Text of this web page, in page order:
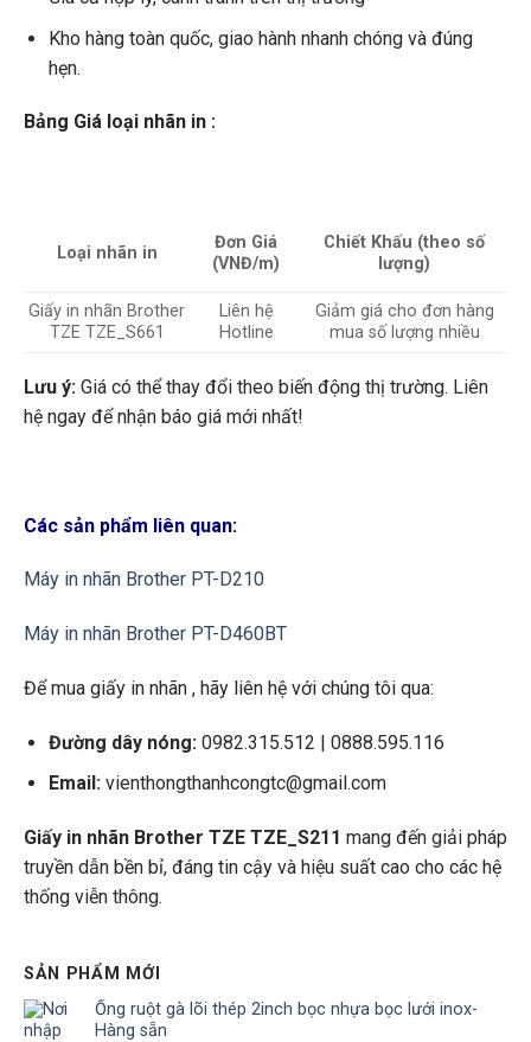
Kho hàng toàn quốc, giao hành nhanh chóng và đúng
hẹn.
Bảng Giá loại nhãn in :
Loại nhãn in
Đơn Giá
(VNĐ/m)
Chiết Khấu (theo số
lượng)
Giấy in nhãn Brother
TZE TZE_S661
Liên hệ
Hotline
Giảm giá cho đơn hàng
mua số lượng nhiều
Lưu ý:Giá có thể thay đổi theo biến động thị trường. Liên
hệ ngay để nhận báo giá mới nhất!
Các sản phẩm liên quan:
Máy in nhãn Brother PT-D210
Máy in nhãn Brother PT-D460BT
Để mua giấy in nhãn , hãy liên hệ với chúng tôi qua:
Đường dây nóng:0982.315.512 | 0888.595.116
Email:vienthongthanhcongtc@gmail.com
Giấy in nhãn Brother TZE TZE_S211 mang đến giải pháp
truyền dẫn bền bỉ, đáng tin cậy và hiệu suất cao cho các hệ
thống viễn thông.
SẢN PHẨM MỚI
Ống ruột gà lõi thép 2inch bọc nhựa bọc lưới inox-
Hàng sẵn